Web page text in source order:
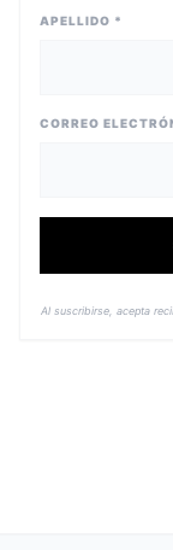
APELLIDO *
CORREO
Al suscribirse, acepta